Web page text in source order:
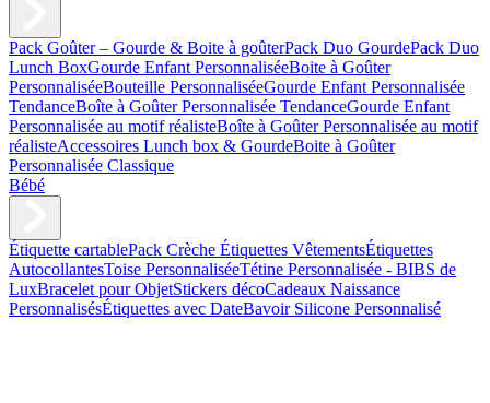
Pack Goûter – Gourde & Boite à goûterPack Duo GourdePack Duo
Lunch BoxGourde Enfant PersonnaliséeBoite à Goûter
PersonnaliséeBouteille PersonnaliséeGourde Enfant Personnalisée
TendanceBoîte à Goûter Personnalisée TendanceGourde Enfant
Personnalisée au motif réalisteBoîte à Goûter Personnalisée au motif
réalisteAccessoires Lunch box & GourdeBoite à Goûter
Personnalisée Classique
Bébé
Étiquette cartablePack Crèche Étiquettes VêtementsÉtiquettes
AutocollantesToise PersonnaliséeTétine Personnalisée - BIBS de
LuxBracelet pour ObjetStickers décoCadeaux Naissance
PersonnalisésÉtiquettes avec DateBavoir Silicone Personnalisé